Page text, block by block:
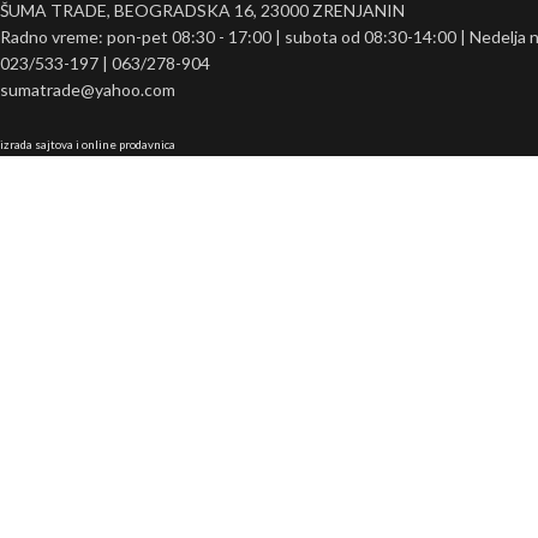
ŠUMA TRADE, BEOGRADSKA 16, 23000 ZRENJANIN
Radno vreme: pon-pet 08:30 - 17:00 | subota od 08:30-14:00 | Nedelja
023/533-197 | 063/278-904
sumatrade@yahoo.com
izrada sajtova i online prodavnica